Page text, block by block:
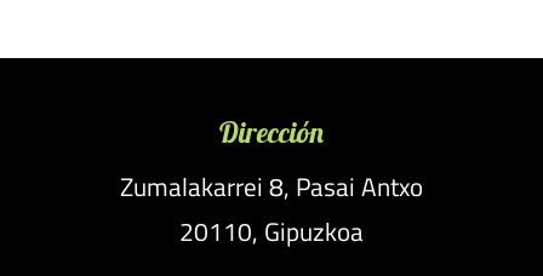
Dirección
Zumalakarrei 8, Pasai Antxo
20110, Gipuzkoa